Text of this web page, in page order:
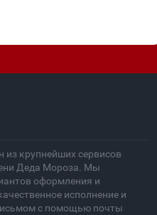
из крупнейших сервисов
Деда Мороза. Мы
оформления и
исполнение и
с помощью почты